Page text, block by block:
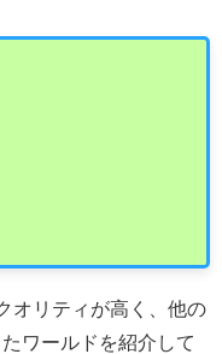
オリティが高く、他の
ワールドを紹介して